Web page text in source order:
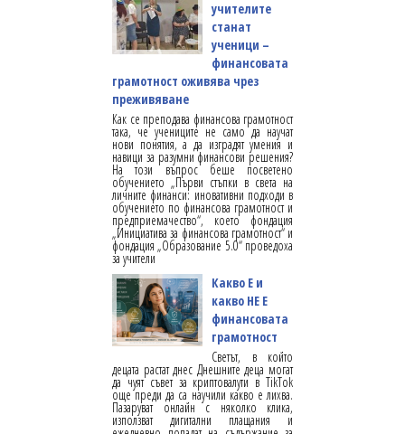
учителите
станат
ученици –
финансовата
грамотност оживява чрез
преживяване
Как се преподава финансова грамотност
така, че учениците не само да научат
нови понятия, а да изградят умения и
навици за разумни финансови решения?
На този въпрос беше посветено
обучението „Първи стъпки в света на
личните финанси: иновативни подходи в
обучението по финансова грамотност и
предприемачество“, което фондация
„Инициатива за финансова грамотност“ и
фондация „Образование 5.0“ проведоха
за учители
Какво Е и
какво НЕ Е
финансовата
грамотност
Светът, в който
децата растат днес Днешните деца могат
да чуят съвет за криптовалути в TikTok
още преди да са научили какво е лихва.
Пазаруват онлайн с няколко клика,
използват дигитални плащания и